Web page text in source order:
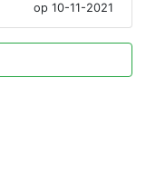
op 10-11-2021